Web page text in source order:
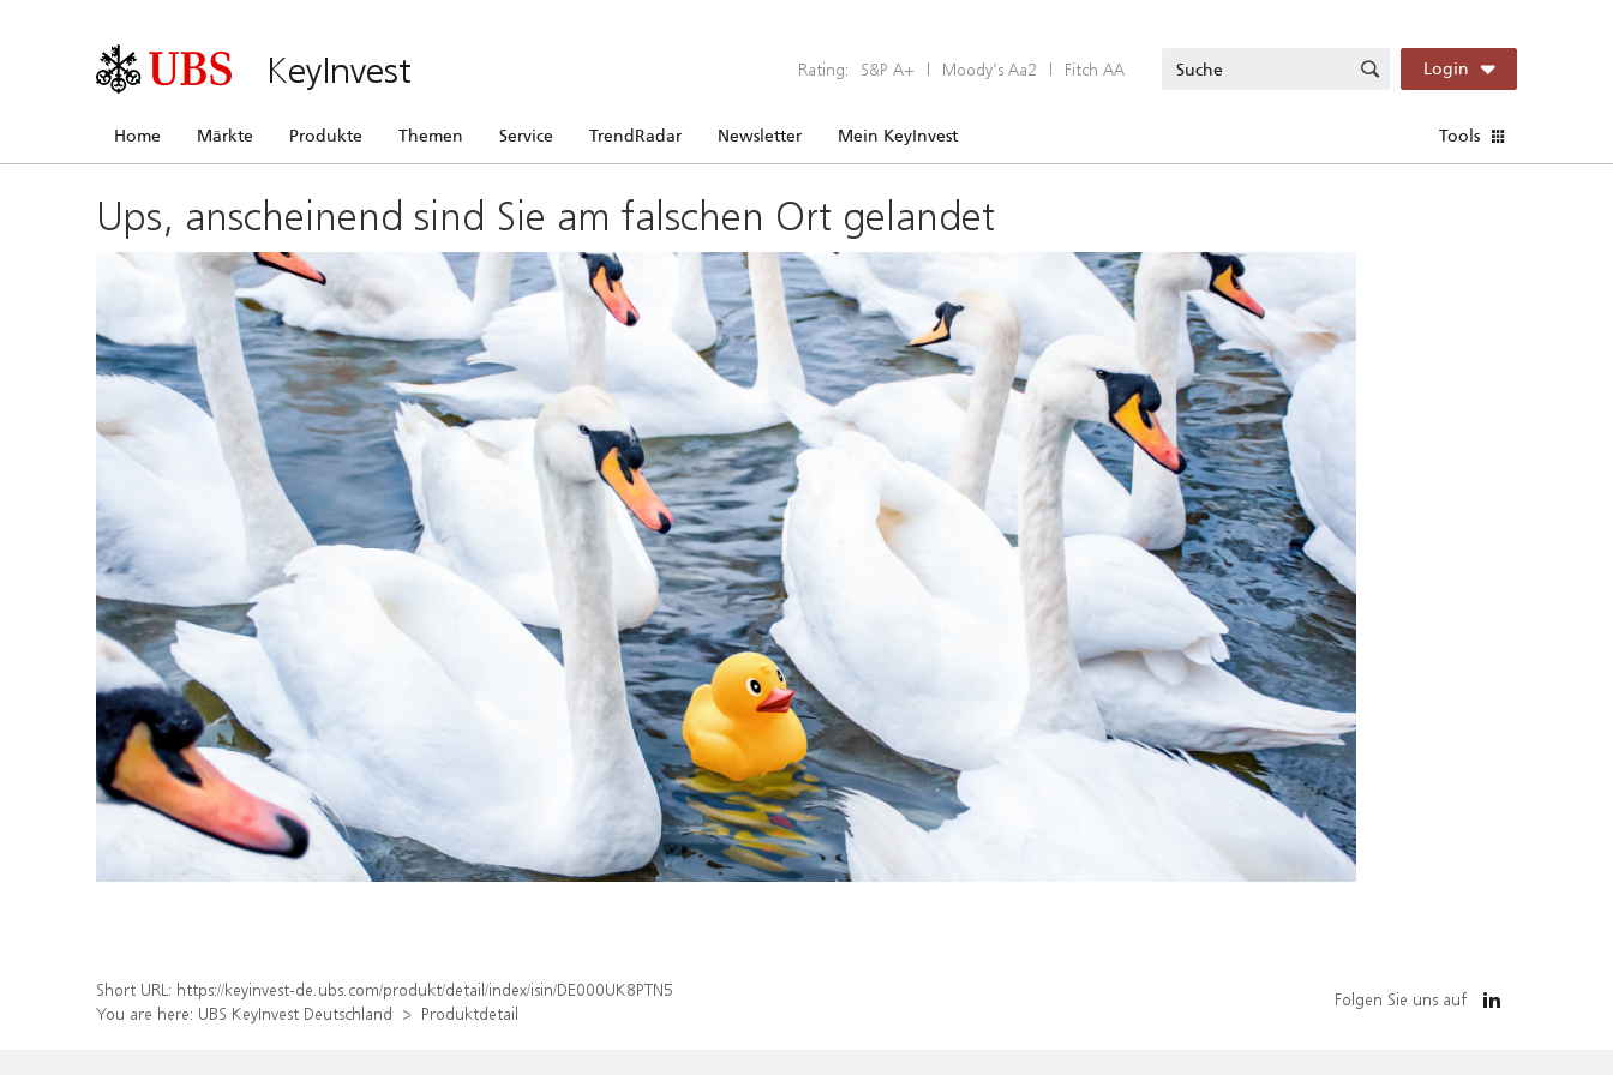
KeyInvest Rating: S&P A+ | Moody’s Aa2 | Fitch AA Login
Home Märkte Produkte Themen Service TrendRadar Newsletter Mein KeyInvest Tools
Ups, anscheinend sind Sie am falschen Ort gelandet
Short URL: https://keyinvest-de.ubs.com/produkt/detail/index/isin/DE000UK8PTN5
You are here: UBS KeyInvest Deutschland Produktdetail
Folgen Sie uns auf